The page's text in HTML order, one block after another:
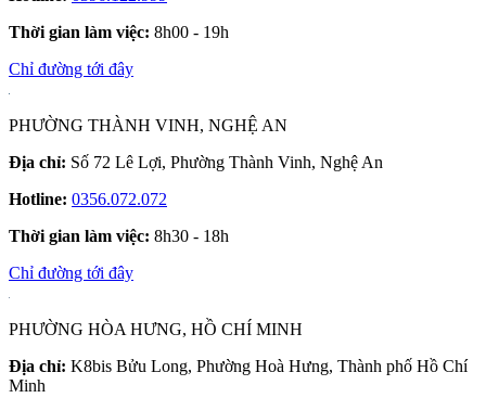
Thời gian làm việc: 8h00 - 19h
Chỉ đường tới đây
PHƯỜNG THÀNH VINH, NGHỆ AN
Địa chỉ: Số 72 Lê Lợi, Phường Thành Vinh, Nghệ An
Hotline: 0356.072.072
Thời gian làm việc: 8h30 - 18h
Chỉ đường tới đây
PHƯỜNG HÒA HƯNG, HỒ CHÍ MINH
Địa chỉ: K8bis Bửu Long, Phường Hoà Hưng, Thành phố Hồ Chí
Minh